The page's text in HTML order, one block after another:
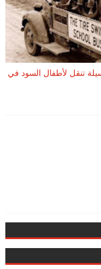
تنقل لأطفال السود في